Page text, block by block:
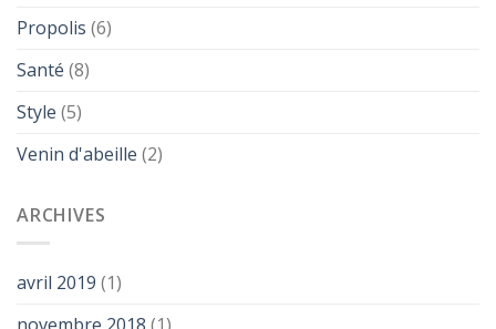
Propolis (6)
Santé (8)
Style (5)
Venin d'abeille (2)
ARCHIVES
avril 2019 (1)